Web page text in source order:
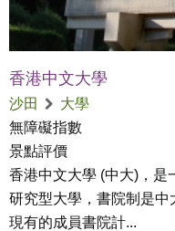
香港中文大學
沙田
大學
無障礙指數
景點評價
香港中文大學 (中大)，是
研究型大學，書院制是中
現有的成員書院計...